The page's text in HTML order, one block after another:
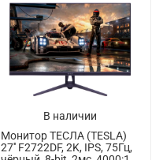
В наличии
Монитор ТЕСЛА (TESLA)
27'' F2722DF, 2K, IPS, 75Гц,